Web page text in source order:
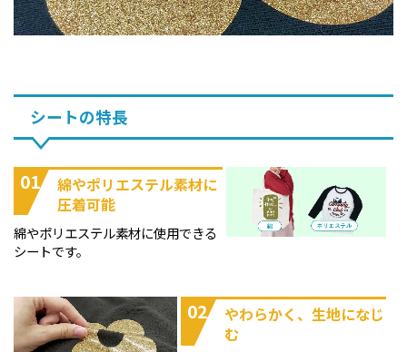
シートの特長
01
綿やポリエステル素材に
圧着可能
綿やポリエステル素材に使用できる
シートです。
02
やわらかく、生地になじ
む